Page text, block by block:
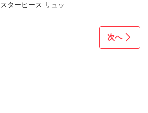
スターピース リュック
次へ